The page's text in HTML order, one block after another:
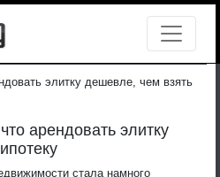
элитку дешевле, чем взять
арендовать элитку
стала намного